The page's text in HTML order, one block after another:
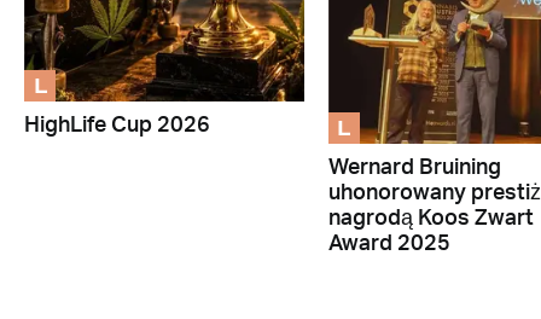
L
HighLife Cup 2026 L
Wernard Bruining
uhonorowany
nagrodą Koos Zwart
Award 2025